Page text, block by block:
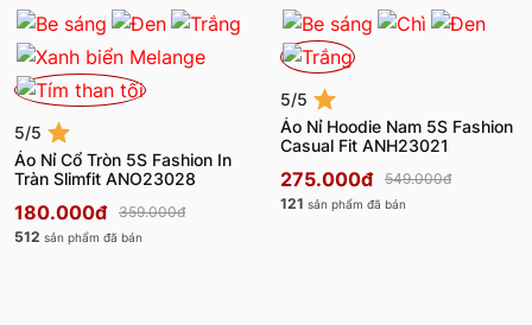
5/5
Áo Nỉ Cổ Tròn 5S Fashion In
Tràn Slimfit ANO23028
180.000đ
359.000đ
512 sản phẩm đã bán
5/5
Áo Nỉ Hoodie Nam 5S Fashion
Casual Fit ANH23021
275.000đ
549.000đ
121 sản phẩm đã bán